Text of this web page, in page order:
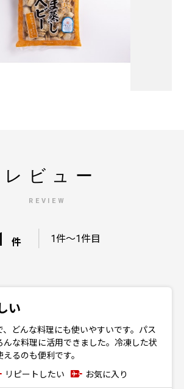
レビュー
REVIEW
件 1件～1件目
い
、どんな料理にも使いやすいです。パス
んな料理に活用できました。冷凍した状
るのも便利です。
リピートしたい お気に入り